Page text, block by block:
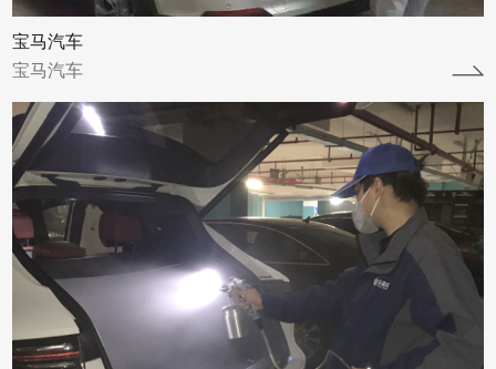
宝马汽车
宝马汽车